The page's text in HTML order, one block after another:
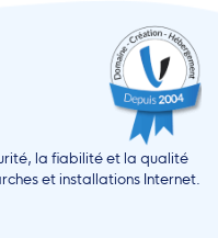
la fiabilité et la qualité
et installations Internet.